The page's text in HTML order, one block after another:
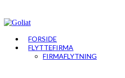
FORSIDE
FLYTTEFIRMA
FIRMAFLYTNING